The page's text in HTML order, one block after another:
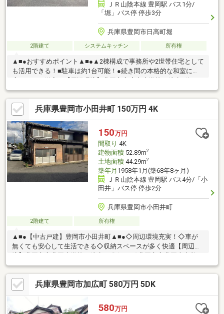
ＪＲ山陰本線 豊岡駅 バス1分/
「堀」バス停 停歩3分
兵庫県豊岡市日高町堀
2階建て システムキッチン 所有権
▲■●おすすめポイント▲■●▲2棟構成で事務所や2世帯住宅として
も活用できる！■駐車は約1台可能！●続き間の本格的な和室に
（350m）但馬銀行 日高支店：車6分（3600m）日高府中郵便
局：徒歩8分（600m）マックスバリュ日高店：車4分（1600m）ミ
ニストップ日高西芝店：徒歩10分（750m）現地案内随時受け付け
ております！是非、お問い合わせください。
兵庫県豊岡市小田井町 150万円 4K
150万円
間取り 4K
建物面積52.89m2
土地面積44.29m2
築年月 1958年1月(築68年8ヶ月)
ＪＲ山陰本線 豊岡駅 バス4分/「小
田井」バス停 停歩2分
兵庫県豊岡市小田井町
2階建て 所有権
▲■●【中古戸建】豊岡市小田井町▲■●◇周辺環境充実！◇車が
無くても安心して生活できる◇収納スペースが多く快適【周辺環
境】豊岡市立豊岡小学校：徒歩13分(900ｍ)豊岡市立豊岡南中学
校：徒歩21分(1500ｍ)但馬銀行 本店：徒歩14分(1000ｍ)スーパ
ーマルワ 豊岡加広店：徒歩8分(600ｍ)ゴダイドラッグ豊岡店：
徒歩15分(1100ｍ)ファミリーマート 豊岡若松町店：徒歩12分
(850ｍ)
兵庫県豊岡市加広町 580万円 5DK
580万円